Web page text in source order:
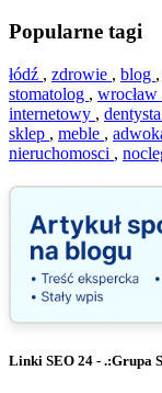
Popularne tagi
łódź , zdrowie , blog ,
stomatolog , wrocław
internetowy , dentysta
sklep , meble ,
nieruchomosci ,
Linki SEO 24 - .:Grupa